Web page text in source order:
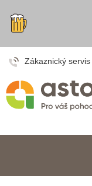
Zákaznický servis